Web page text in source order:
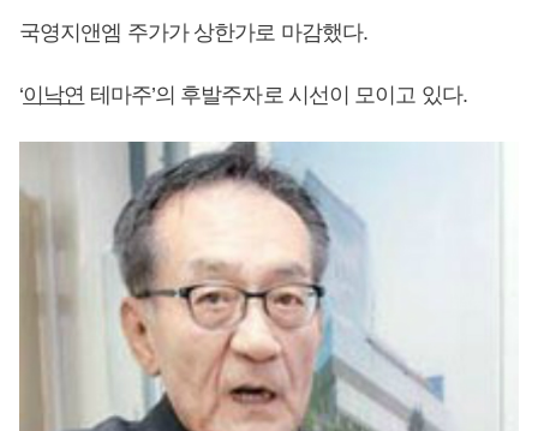
국영지앤엠 주가가 상한가로 마감했다.
‘이낙연 테마주’의 후발주자로 시선이 모이고 있다.